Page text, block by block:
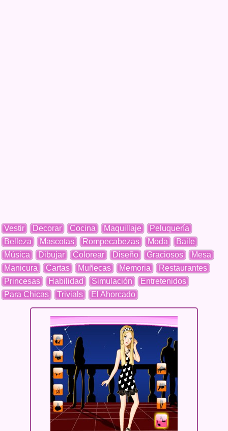
Vestir Decorar Cocina Maquillaje
Peluquería
Belleza
Mascotas Rompecabezas Moda
Baile
Música
Dibujar Colorear Diseño Graciosos
Mesa
Manicura
Cartas Muñecas Memoria
Restaurantes
Princesas
Habilidad Simulación
Entretenidos
Para Chicas
Trivials El Ahorcado